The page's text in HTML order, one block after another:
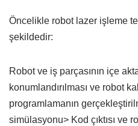
Öncelikle robot lazer işleme
şekildedir:
Robot ve iş parçasının içe
konumlandırılması ve robot
programlamanın
simülasyonu> Kod çıktısı ve